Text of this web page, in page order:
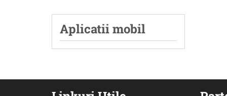
Aplicatii mobil